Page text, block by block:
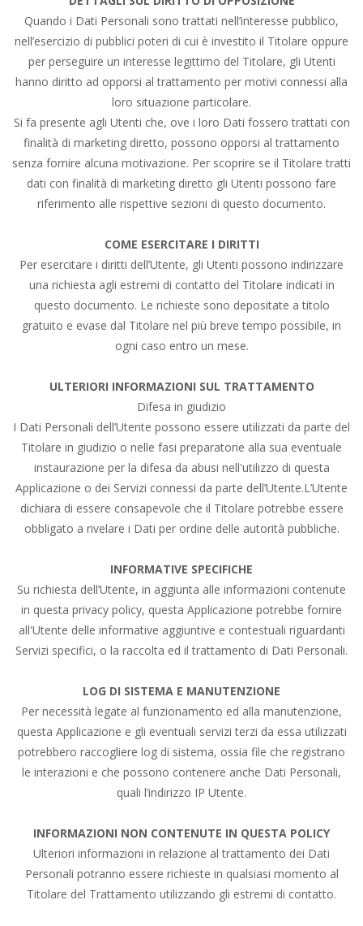
Quando i Dati Personali sono trattati nell’interesse pubblico,
nell’esercizio di pubblici poteri di cui è investito il Titolare oppure
per perseguire un interesse legittimo del Titolare, gli Utenti
hanno diritto ad opporsi al trattamento per motivi connessi alla
loro situazione particolare.
Si fa presente agli Utenti che, ove i loro Dati fossero trattati con
finalità di marketing diretto, possono opporsi al trattamento
senza fornire alcuna motivazione. Per scoprire se il Titolare tratti
dati con finalità di marketing diretto gli Utenti possono fare
riferimento alle rispettive sezioni di questo documento.
COME ESERCITARE I DIRITTI
Per esercitare i diritti dell’Utente, gli Utenti possono indirizzare
una richiesta agli estremi di contatto del Titolare indicati in
questo documento. Le richieste sono depositate a titolo
gratuito e evase dal Titolare nel più breve tempo possibile, in
ogni caso entro un mese.
ULTERIORI INFORMAZIONI SUL TRATTAMENTO
Difesa in giudizio
I Dati Personali dell’Utente possono essere utilizzati da parte del
Titolare in giudizio o nelle fasi preparatorie alla sua eventuale
instaurazione per la difesa da abusi nell'utilizzo di questa
Applicazione o dei Servizi connessi da parte dell’Utente.L’Utente
dichiara di essere consapevole che il Titolare potrebbe essere
obbligato a rivelare i Dati per ordine delle autorità pubbliche.
INFORMATIVE SPECIFICHE
Su richiesta dell’Utente, in aggiunta alle informazioni contenute
in questa privacy policy, questa Applicazione potrebbe fornire
all'Utente delle informative aggiuntive e contestuali riguardanti
Servizi specifici, o la raccolta ed il trattamento di Dati Personali.
LOG DI SISTEMA E MANUTENZIONE
Per necessità legate al funzionamento ed alla manutenzione,
questa Applicazione e gli eventuali servizi terzi da essa utilizzati
potrebbero raccogliere log di sistema, ossia file che registrano
le interazioni e che possono contenere anche Dati Personali,
quali l’indirizzo IP Utente.
INFORMAZIONI NON CONTENUTE IN QUESTA POLICY
Ulteriori informazioni in relazione al trattamento dei Dati
Personali potranno essere richieste in qualsiasi momento al
Titolare del Trattamento utilizzando gli estremi di contatto.